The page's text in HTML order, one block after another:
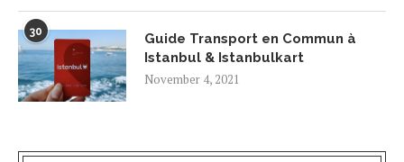
30
Guide Transport en Commun à
Istanbul & Istanbulkart
November 4, 2021